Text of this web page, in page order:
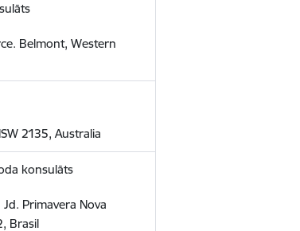
Belmont, Western
2135, Australia
konsulāts
Primavera Nova
Brasil